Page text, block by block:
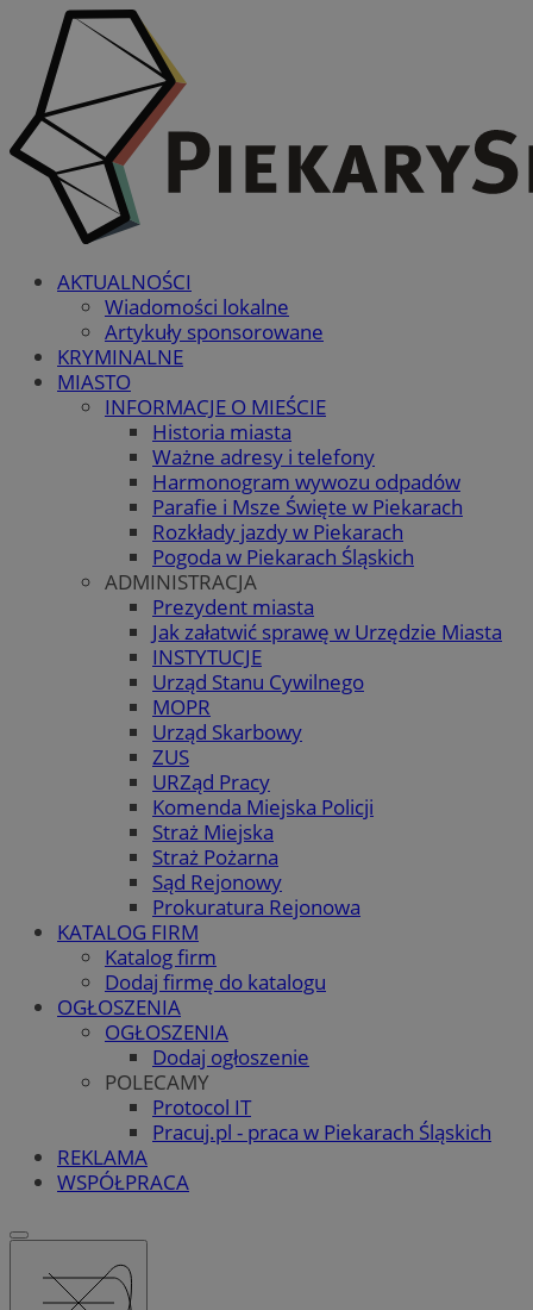
AKTUALNOŚCI
Wiadomości lokalne
Artykuły sponsorowane
KRYMINALNE
MIASTO
INFORMACJE O MIEŚCIE
Historia miasta
Ważne adresy i telefony
Harmonogram wywozu odpadów
Parafie i Msze Święte w Piekarach
Rozkłady jazdy w Piekarach
Pogoda w Piekarach Śląskich
ADMINISTRACJA
Prezydent miasta
Jak załatwić sprawę w Urzędzie Miasta
INSTYTUCJE
Urząd Stanu Cywilnego
MOPR
Urząd Skarbowy
ZUS
URZąd Pracy
Komenda Miejska Policji
Straż Miejska
Straż Pożarna
Sąd Rejonowy
Prokuratura Rejonowa
KATALOG FIRM
Katalog firm
Dodaj firmę do katalogu
OGŁOSZENIA
OGŁOSZENIA
Dodaj ogłoszenie
POLECAMY
Protocol IT
Pracuj.pl - praca w Piekarach Śląskich
REKLAMA
WSPÓŁPRACA